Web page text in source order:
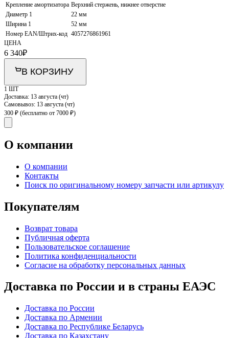
Крепление амортизатора Верхний стержень, нижнее отверстие
Диаметр 1
22 мм
Ширина 1
52 мм
Номер EAN/Штрих-код 4057276861961
ЦЕНА
6 340₽
В КОРЗИНУ
1 ШТ
Доставка: 13 августа (чт)
Самовывоз: 13 августа (чт)
300 ₽ (бесплатно от 7000 ₽)
О компании
О компании
Контакты
Поиск по оригинальному номеру запчасти или артикулу
Покупателям
Возврат товара
Публичная оферта
Пользовательское соглашение
Политика конфиденциальности
Согласие на обработку персональных данных
Доставка по России и в страны ЕАЭС
Доставка по России
Доставка по Армении
Доставка по Республике Беларусь
Доставка по Казахстану